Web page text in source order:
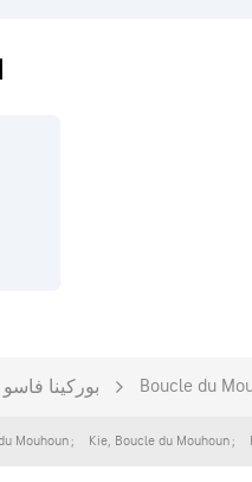
بوركينا فاسو Boucle du
Mouhoun Kie, Boucle du Mouhoun